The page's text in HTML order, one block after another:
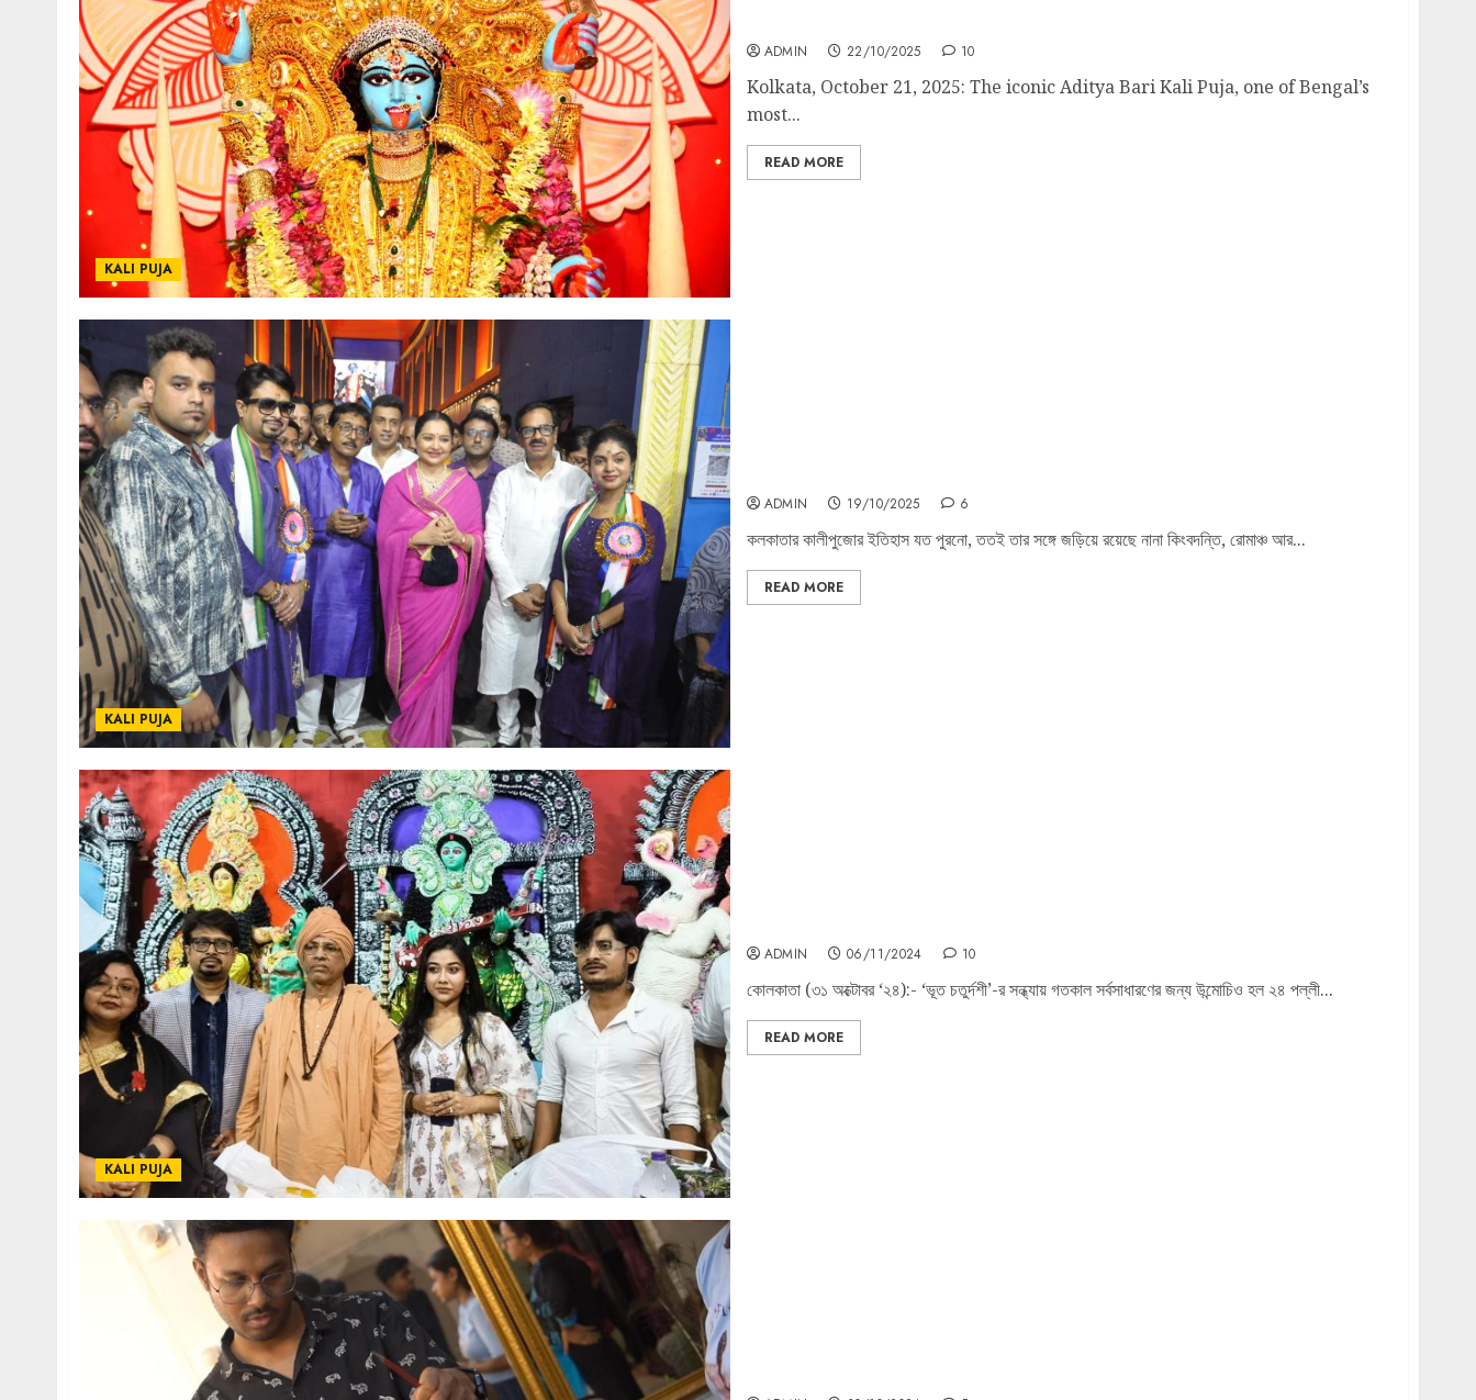
KALI PUJA
ADMIN 22/10/2025 10
Kolkata, October 21, 2025: The iconic Aditya Bari Kali Puja, one of Bengal’s
most...
READ MORE
KALI PUJA
ADMIN 19/10/2025 6
কলকাতার কালীপুজোর ইতিহাস যত পুরনো, ততই তার সঙ্গে জড়িয়ে রয়েছে নানা কিংবদন্তি, রোমাঞ্চ আর...
READ MORE
KALI PUJA
ADMIN 06/11/2024 10
কোলকাতা (৩১ অক্টোবর ‘২৪):- ‘ভূত চতুর্দশী’-র সন্ধ্যায় গতকাল সর্বসাধারণের জন্য উন্মোচিও হল ২৪ পল্লী...
READ MORE